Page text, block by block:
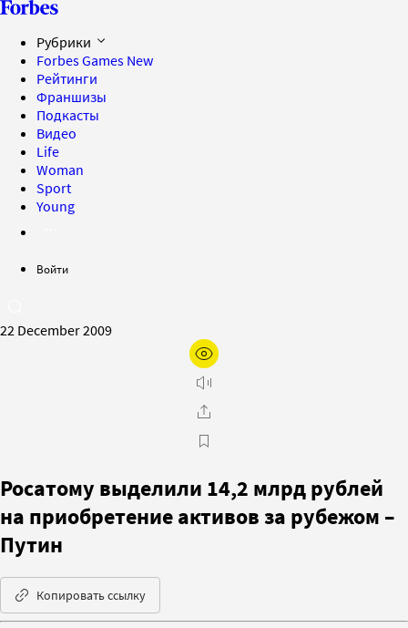
Рубрики
Forbes Games New
Рейтинги
Франшизы
Подкасты
Видео
Life
Woman
Sport
Young
Войти
22 December 2009
Росатому выделили 14,2 млрд рублей
на приобретение активов за рубежом –
Путин
Копировать ссылку